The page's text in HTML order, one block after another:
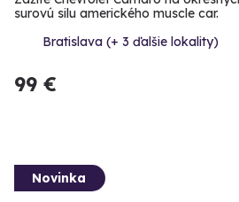
surovú silu amerického muscle car.
Bratislava (+ 3 ďalšie lokality)
99 €
Novinka